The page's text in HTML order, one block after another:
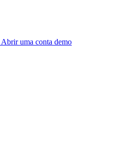
Abrir uma conta demo